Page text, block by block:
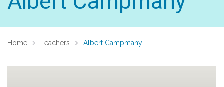
Home Teachers Albert Campmany